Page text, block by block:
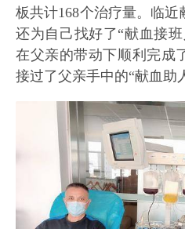
板共计168个治疗量。临近
还为自己找好了“献血接
在父亲的带动下顺利完成
接过了父亲手中的“献血助